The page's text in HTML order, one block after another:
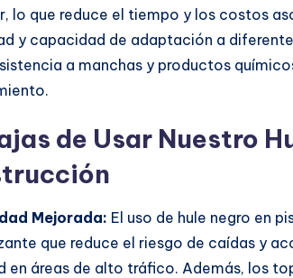
lo que reduce el tiempo y los costos
y capacidad de adaptación a
a manchas y productos
de Usar Nuestro
Mejorada: El uso de hule negro en
que reduce el riesgo de caídas y
en áreas de alto tráfico. Además, los